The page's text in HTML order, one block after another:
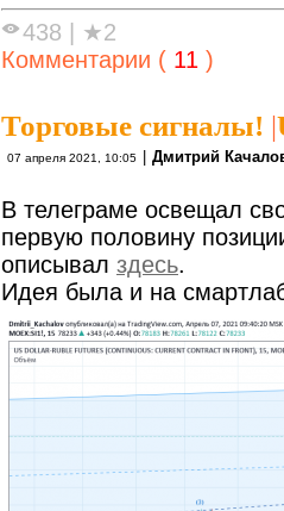
438
★2
Комментарии ( 11 )
Торговые сигналы! |
07 апреля 2021, 10:05 Дмитрий
В телеграме освещал
первую половину
описывал здесь.
Идея была и на